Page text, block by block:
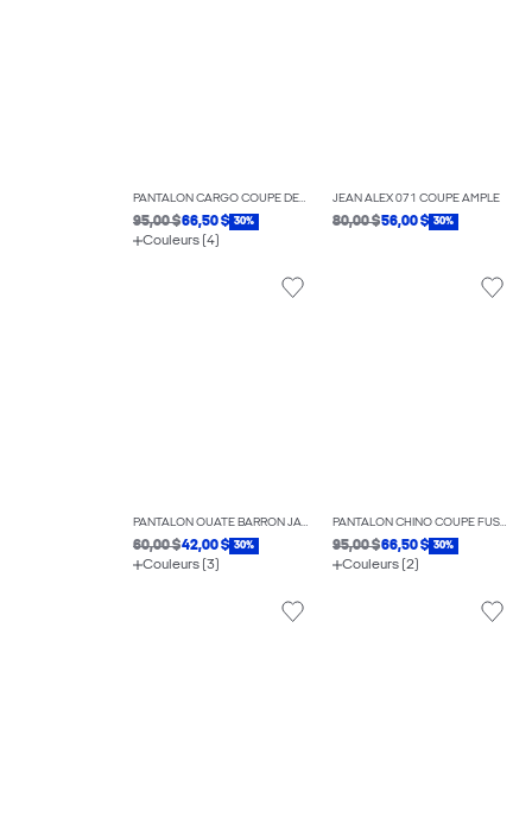
PANTALON CARGO COUPE DÉCONTRACTÉE
95,00 $66,50 $ 30%
Couleurs (4)
JEAN ALEX 071 COUPE AMPLE
80,00 $56,00 $ 30%
PANTALON OUATÉ BARRON JAMBE LARGE
60,00 $42,00 $ 30%
Couleurs (3)
PANTALON CHINO COUPE FUSELÉE
95,00 $66,50 $ 30%
Couleurs (2)